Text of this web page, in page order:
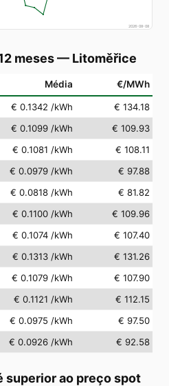
2026-08-08
meses— Litoměřice
Média €/MWh
€ 0.1342 /kWh
€ 134.18
€ 0.1099 /kWh
€ 109.93
€ 0.1081 /kWh
€ 108.11
€ 0.0979 /kWh
€ 97.88
€ 0.0818 /kWh
€ 81.82
€ 0.1100 /kWh
€ 109.96
€ 0.1074 /kWh
€ 107.40
€ 0.1313 /kWh
€ 131.26
€ 0.1079 /kWh
€ 107.90
€ 0.1121 /kWh
€ 112.15
€ 0.0975 /kWh
€ 97.50
€ 0.0926 /kWh € 92.58
superior ao preço spot